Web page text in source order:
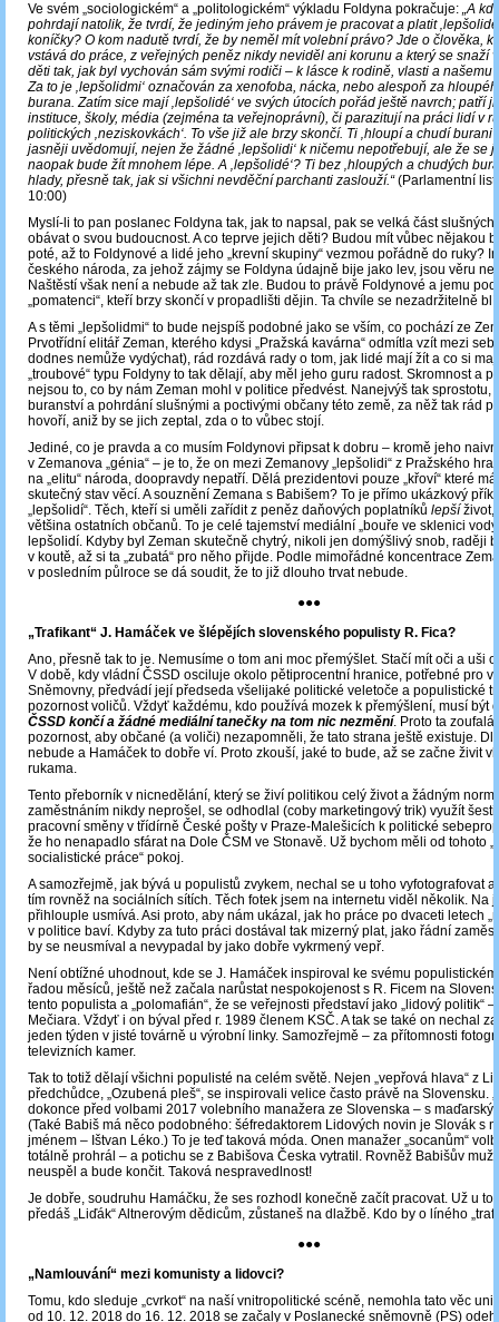
Ve svém „sociologickém“ a „politologickém“ výkladu Foldyna pokračuje: „A
pohrdají natolik, že tvrdí, že jediným jeho právem je pracovat a platit
koníčky? O kom nadutě tvrdí, že by neměl mít volební právo? Jde o člověka,
vstává do práce, z veřejných peněz nikdy neviděl ani korunu a který se snaží
děti tak, jak byl vychován sám svými rodiči – k lásce k rodině, vlasti a našemu
Za to je ‚lepšolidmi‘ označován za xenofoba, nácka, nebo alespoň za
burana. Zatím sice mají ‚lepšolidé‘ ve svých útocích pořád ještě navrch; patří
instituce, školy, média (zejména ta veřejnoprávní), či parazitují na práci lidí v
politických ‚neziskovkách‘. To vše již ale brzy skončí. Ti ‚hloupí a chudí
jasněji uvědomují, nejen že žádné ‚lepšolidi‘ k ničemu nepotřebují, ale že se
naopak bude žít mnohem lépe. A ‚lepšolidé‘? Ti bez ‚hloupých a chudých
hlady, přesně tak, jak si všichni nevděční parchanti zaslouží.“(Parlamentní
10:00)
Myslí-li to pan poslanec Foldyna tak, jak to napsal, pak se velká část
obávat o svou budoucnost. A co teprve jejich děti? Budou mít vůbec nějakou
poté, až to Foldynové a lidé jeho „krevní skupiny“ vezmou pořádně do ruky?
českého národa, za jehož zájmy se Foldyna údajně bije jako lev, jsou věru
Naštěstí však není a nebude až tak zle. Budou to právě Foldynové a jemu
„pomatenci“, kteří brzy skončí v propadlišti dějin. Ta chvíle se nezadržitelně
A s těmi „lepšolidmi“ to bude nejspíš podobné jako se vším, co pochází ze
Prvotřídní elitář Zeman, kterého kdysi „Pražská kavárna“ odmítla vzít mezi
dodnes nemůže vydýchat), rád rozdává rady o tom, jak lidé mají žít a co si
„troubové“ typu Foldyny to tak dělají, aby měl jeho guru radost. Skromnost a
nejsou to, co by nám Zeman mohl v politice předvést. Nanejvýš tak sprostotu,
buranství a pohrdání slušnými a poctivými občany této země, za něž tak rád
hovoří, aniž by se jich zeptal, zda o to vůbec stojí.
Jediné, co je pravda a co musím Foldynovi připsat k dobru – kromě jeho
v Zemanova „génia“ – je to, že on mezi Zemanovy „lepšolidi“ z Pražského
na „elitu“ národa, doopravdy nepatří. Dělá prezidentovi pouze „křoví“ které
skutečný stav věcí. A souznění Zemana s Babišem? To je přímo ukázkový
„lepšolidí“. Těch, kteří si uměli zařídit z peněz daňových poplatníků lepší život,
většina ostatních občanů. To je celé tajemství mediální „bouře ve sklenici
lepšolidí. Kdyby byl Zeman skutečně chytrý, nikoli jen domýšlivý snob, raději
v koutě, až si ta „zubatá“ pro něho přijde. Podle mimořádné koncentrace
v posledním půlroce se dá soudit, že to již dlouho trvat nebude.
●●●
„Trafikant“ J. Hamáček ve šlépějích slovenského populisty R. Fica?
Ano, přesně tak to je. Nemusíme o tom ani moc přemýšlet. Stačí mít oči a uši
V době, kdy vládní ČSSD osciluje okolo pětiprocentní hranice, potřebné pro
Sněmovny, předvádí její předseda všelijaké politické veletoče a populistické
pozornost voličů. Vždyť každému, kdo používá mozek k přemýšlení, musí být
ČSSD končí a žádné mediální tanečky na tom nic nezmění. Proto ta
pozornost, aby občané (a voliči) nezapomněli, že tato strana ještě existuje.
nebude a Hamáček to dobře ví. Proto zkouší, jaké to bude, až se začne živit
rukama.
Tento přeborník v nicnedělání, který se živí politikou celý život a žádným
zaměstnáním nikdy neprošel, se odhodlal (coby marketingový trik) využít
pracovní směny v třídírně České pošty v Praze-Malešicích k politické
že ho nenapadlo sfárat na Dole ČSM ve Stonavě. Už bychom měli od tohoto
socialistické práce“ pokoj.
A samozřejmě, jak bývá u populistů zvykem, nechal se u toho vyfotografovat
tím rovněž na sociálních sítích. Těch fotek jsem na internetu viděl několik. Na
přihlouple usmívá. Asi proto, aby nám ukázal, jak ho práce po dvaceti letech
v politice baví. Kdyby za tuto práci dostával tak mizerný plat, jako řádní
by se neusmíval a nevypadal by jako dobře vykrmený vepř.
Není obtížné uhodnout, kde se J. Hamáček inspiroval ke svému
řadou měsíců, ještě než začala narůstat nespokojenost s R. Ficem na
tento populista a „polomafián“, že se veřejnosti představí jako „lidový politik“
Mečiara. Vždyť i on býval před r. 1989 členem KSČ. A tak se také on nechal
jeden týden v jisté továrně u výrobní linky. Samozřejmě – za přítomnosti
televizních kamer.
Tak to totiž dělají všichni populisté na celém světě. Nejen „vepřová hlava“ z
předchůdce, „Ozubená pleš“, se inspirovali velice často právě na Slovensku.
dokonce před volbami 2017 volebního manažera ze Slovenska – s
(Také Babiš má něco podobného: šéfredaktorem Lidových novin je Slovák s
jménem ‒ Ištvan Léko.) To je teď taková móda. Onen manažer „socanům“
totálně prohrál – a potichu se z Babišova Česka vytratil. Rovněž Babišův muž
neuspěl a bude končit. Taková nespravedlnost!
Je dobře, soudruhu Hamáčku, že ses rozhodl konečně začít pracovat. Už u
předáš „Liďák“ Altnerovým dědicům, zůstaneš na dlažbě. Kdo by o líného
●●●
„Namlouvání“ mezi komunisty a lidovci?
Tomu, kdo sleduje „cvrkot“ na naší vnitropolitické scéně, nemohla tato věc
od 10. 12. 2018 do 16. 12. 2018 se začaly v Poslanecké sněmovně (PS)